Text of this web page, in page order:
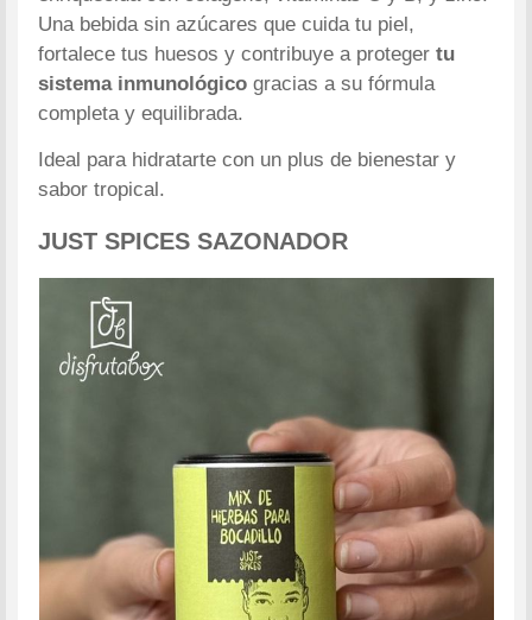
Una bebida sin azúcares que cuida tu piel,
fortalece tus huesos y contribuye a protegertu
sistema inmunológico gracias a su fórmula
completa y equilibrada.
Ideal para hidratarte con un plus de bienestar y
sabor tropical.
JUST SPICES SAZONADOR